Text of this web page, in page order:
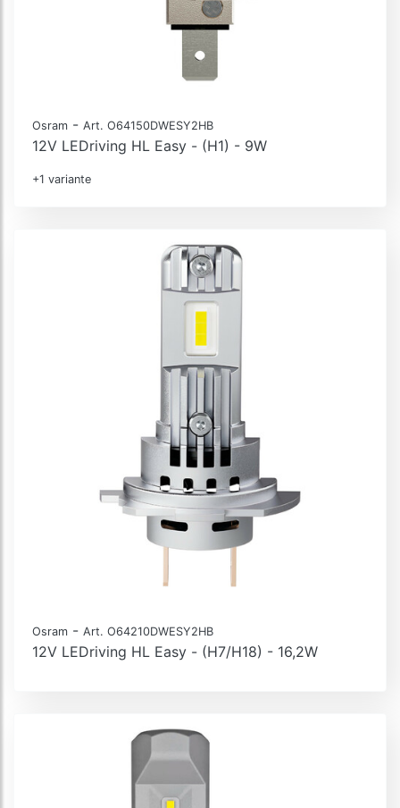
Osram - Art. O64150DWESY2HB
12V LEDriving HL Easy - (H1) - 9W
+1 variante
Osram - Art. O64210DWESY2HB
12V LEDriving HL Easy - (H7/H18) - 16,2W